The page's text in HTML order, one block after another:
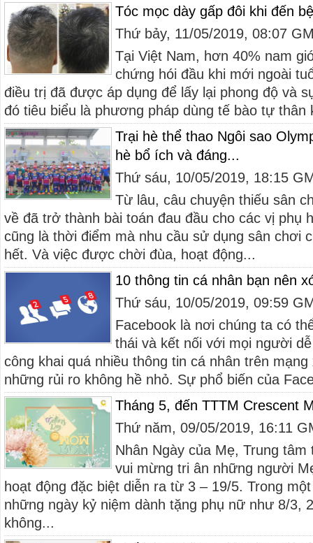
Tóc mọc dày gấp đôi khi đến
Thứ bảy, 11/05/2019, 08:07
Tại Việt Nam, hơn 40% nam
chứng hói đầu khi mới ngoài
điều trị đã được áp dụng để lấy lại phong độ và
đó tiêu biểu là phương pháp dùng tế bào tự thân
Trại hè thể thao Ngôi sao
hè bổ ích và đáng...
Thứ sáu, 10/05/2019, 18:15
Từ lâu, câu chuyện thiếu sân
về đã trở thành bài toán đau đầu cho các vị phụ
cũng là thời điểm mà nhu cầu sử dụng sân chơi
hết. Và việc được chời đùa, hoạt động...
10 thông tin cá nhân bạn nên
Thứ sáu, 10/05/2019, 09:59
Facebook là nơi chúng ta có
thái và kết nối với mọi người
công khai quá nhiều thông tin cá nhân trên
những rủi ro không hề nhỏ. Sự phổ biến của
Tháng 5, đến TTTM Crescent
Thứ năm, 09/05/2019, 16:11
Nhân Ngày của Mẹ, Trung
vui mừng tri ân những người
hoạt động đặc biệt diễn ra từ 3 – 19/5. Trong
những ngày kỷ niệm dành tặng phụ nữ như 8/3,
không...